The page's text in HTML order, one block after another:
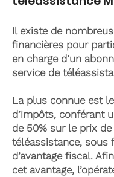
Il existe de
financières pour
en charge d’un
service de
La plus connue est
d’impôts, conférant
de 50% sur le prix de
téléassistance, sous
d’avantage fiscal.
cet avantage,